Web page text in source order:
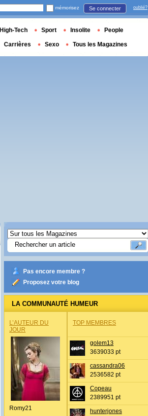
Pas encore membre ?
Proposez votre blog
LA COMMUNAUTÉ HUMEUR
L’AUTEUR DU
JOUR
Romy21
TOP MEMBRES
golem13
3639033 pt
cassandra06
2536582 pt
Copeau
2389951 pt
hunterjones
mémorisez Se connecter oublié?
High-Tech Sport Insolite People
Carrières Sexo Tous les Magazines